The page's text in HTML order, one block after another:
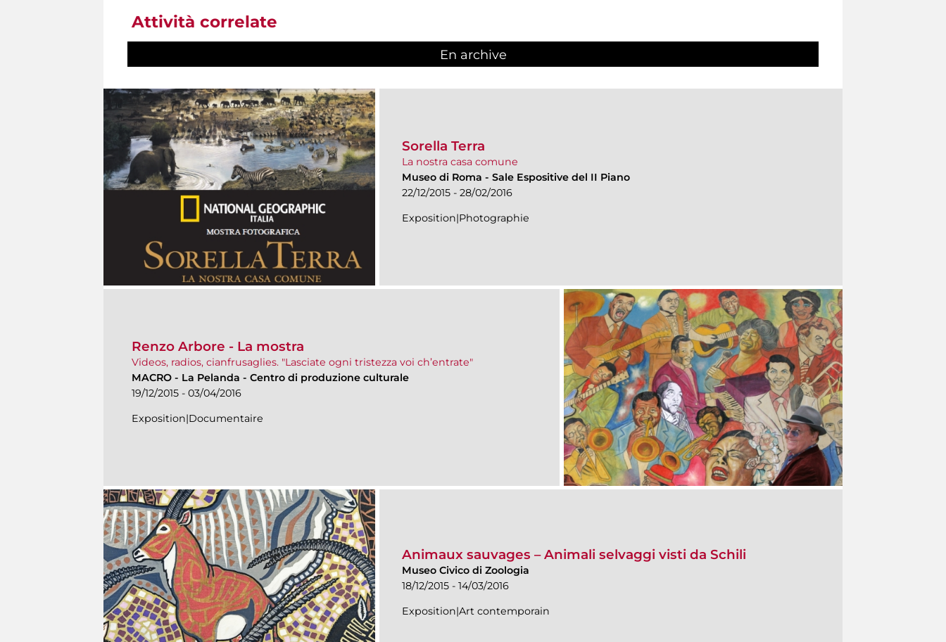
Attività correlate
En archive
Sorella Terra
La nostra casa comune
Museo di Roma - Sale Espositive del II Piano
22/12/2015 - 28/02/2016
Exposition|Photographie
Renzo Arbore - La mostra
Videos, radios, cianfrusaglies. "Lasciate ogni tristezza voi ch’entrate"
MACRO - La Pelanda - Centro di produzione culturale
19/12/2015 - 03/04/2016
Exposition|Documentaire
Animaux sauvages – Animali selvaggi visti da Schili
Museo Civico di Zoologia
18/12/2015 - 14/03/2016
Exposition|Art contemporain